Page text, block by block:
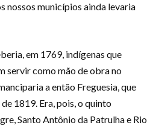
nossos municípios ainda levaria
em 1769, indígenas que
servir como mão de obra no
a então Freguesia, que
1819. Era, pois, o quinto
Santo Antônio da Patrulha e Rio